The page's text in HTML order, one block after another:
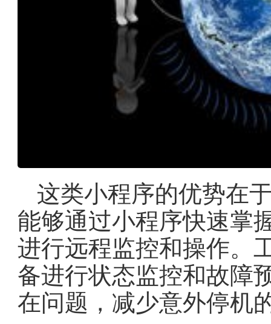
这类小程序的优势在
能够通过小程序快速掌
进行远程监控和操作。
备进行状态监控和故障
在问题，减少意外停机